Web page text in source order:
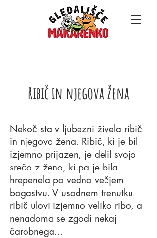
Ribič in njegova žena
Nekoč sta v ljubezni živela ribič
in njegova žena. Ribič, ki je bil
izjemno prijazen, je delil svojo
srečo z ženo, ki pa je bila
hrepenela po vedno večjem
bogastvu. V usodnem trenutku
ribič ulovi izjemno veliko ribo, a
nenadoma se zgodi nekaj
čarobnega...